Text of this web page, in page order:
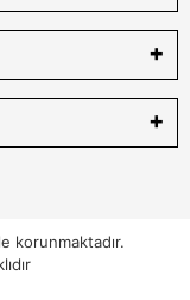
korunmaktadır.